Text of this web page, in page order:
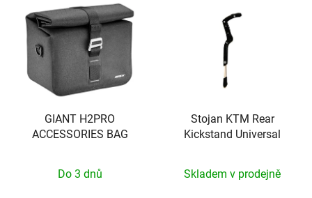
GIANT H2PRO
ACCESSORIES BAG
Do 3 dnů
Stojan KTM Rear
Kickstand Universal
Skladem v prodejně